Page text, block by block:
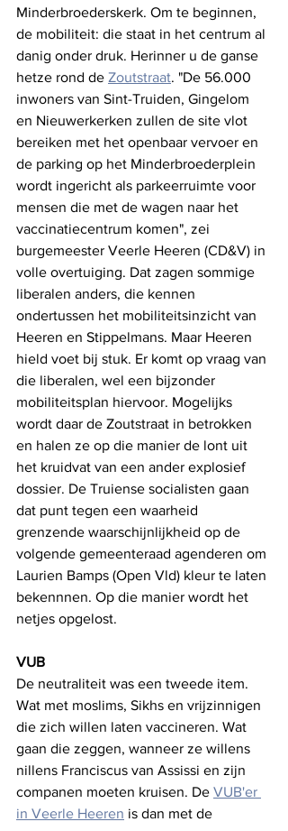
Minderbroederskerk. Om te beginnen,
de mobiliteit: die staat in het centrum al
danig onder druk. Herinner u de ganse
hetze rond de Zoutstraat. "De 56.000
inwoners van Sint-Truiden, Gingelom
en Nieuwerkerken zullen de site vlot
bereiken met het openbaar vervoer en
de parking op het Minderbroederplein
wordt ingericht als parkeerruimte voor
mensen die met de wagen naar het
vaccinatiecentrum komen", zei
burgemeester Veerle Heeren (CD&V) in
volle overtuiging. Dat zagen sommige
liberalen anders, die kennen
ondertussen het mobiliteitsinzicht van
Heeren en Stippelmans. Maar Heeren
hield voet bij stuk. Er komt op vraag van
die liberalen, wel een bijzonder
mobiliteitsplan hiervoor. Mogelijks
wordt daar de Zoutstraat in betrokken
en halen ze op die manier de lont uit
het kruidvat van een ander explosief
dossier. De Truiense socialisten gaan
dat punt tegen een waarheid
grenzende waarschijnlijkheid op de
volgende gemeenteraad agenderen om
Laurien Bamps (Open Vld) kleur te laten
bekennnen. Op die manier wordt het
netjes opgelost.
VUB
De neutraliteit was een tweede item.
Wat met moslims, Sikhs en vrijzinnigen
die zich willen laten vaccineren. Wat
gaan die zeggen, wanneer ze willens
nillens Franciscus van Assissi en zijn
companen moeten kruisen. De VUB'er
in Veerle Heeren is dan met de